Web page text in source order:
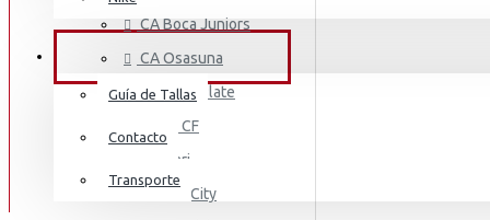
Irán
Mount
Neymar Jr
Pedri
Ronaldo
SERVICIO AL CLIENTE
Guía de Tallas
Contacto
Transporte
CA Boca Juniors
CA Osasuna
CA River Plate
Cádiz CF
Cagliari
Cardiff City